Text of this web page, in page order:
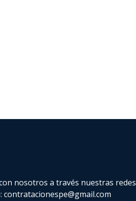
nosotros a través nuestras redes
contratacionespe@gmail.com